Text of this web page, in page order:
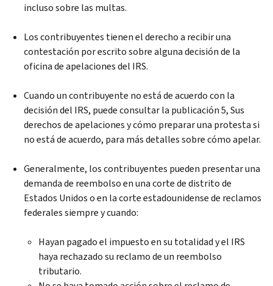
incluso sobre las multas.
Los contribuyentes tienen el derecho a recibir una
contestación por escrito sobre alguna decisión de la
oficina de apelaciones del IRS.
Cuando un contribuyente no está de acuerdo con la
decisión del IRS, puede consultar la publicación 5, Sus
derechos de apelaciones y cómo preparar una protesta si
no está de acuerdo, para más detalles sobre cómo apelar.
Generalmente, los contribuyentes pueden presentar una
demanda de reembolso en una corte de distrito de
Estados Unidos o en la corte estadounidense de reclamos
federales siempre y cuando:
Hayan pagado el impuesto en su totalidad y el IRS
haya rechazado su reclamo de un reembolso
tributario.